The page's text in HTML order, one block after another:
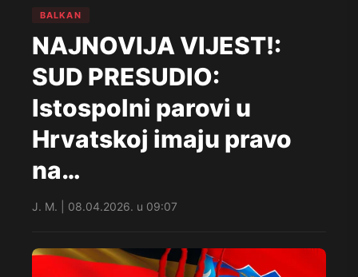
BALKAN
NAJNOVIJA VIJEST!:
SUD PRESUDIO:
Istospolni parovi u
Hrvatskoj imaju pravo
na…
J. M. | 08.04.2026. u 09:07